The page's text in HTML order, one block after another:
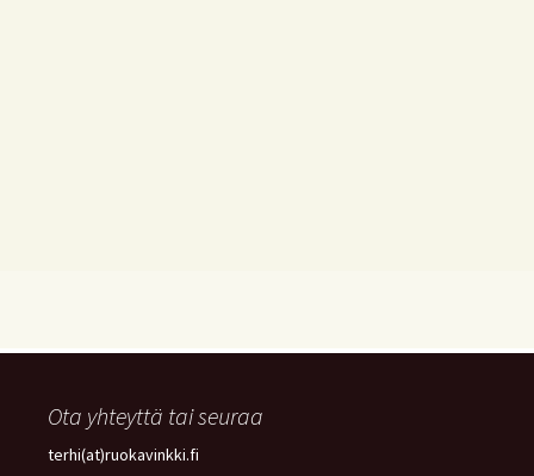
Ota yhteyttä tai seuraa
terhi(at)ruokavinkki.fi